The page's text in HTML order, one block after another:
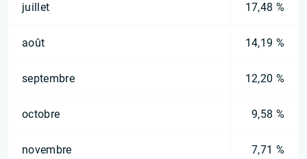
juillet 17,48 %
août 14,19 %
septembre 12,20 %
octobre 9,58 %
novembre 7,71 %